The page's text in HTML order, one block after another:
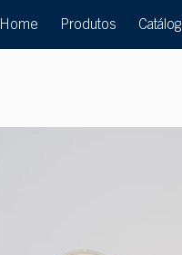
Home Produtos